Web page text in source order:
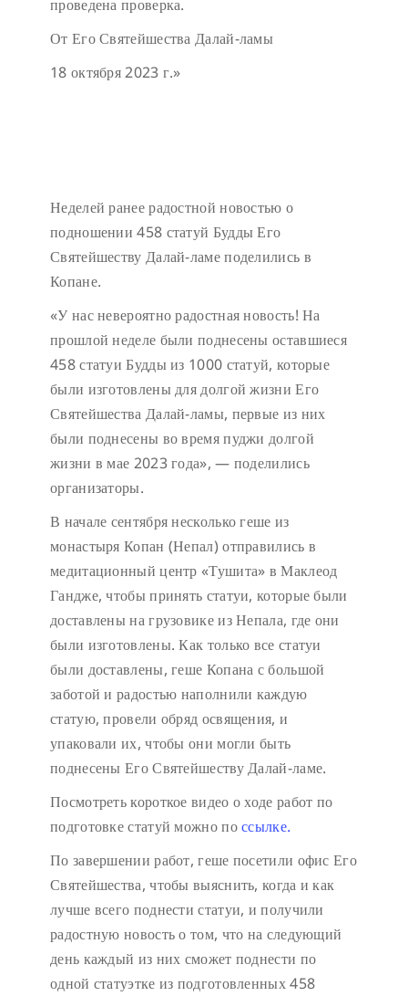
проведена проверка.
От Его Святейшества Далай-ламы
18 октября 2023 г.»
Неделей ранее радостной новостью о
подношении 458 статуй Будды Его
Святейшеству Далай-ламе поделились в
Копане.
«У нас невероятно радостная новость! На
прошлой неделе были поднесены оставшиеся
458 статуи Будды из 1000 статуй, которые
были изготовлены для долгой жизни Его
Святейшества Далай-ламы, первые из них
были поднесены во время пуджи долгой
жизни в мае 2023 года», — поделились
организаторы.
В начале сентября несколько геше из
монастыря Копан (Непал) отправились в
медитационный центр «Тушита» в Маклеод
Гандже, чтобы принять статуи, которые были
доставлены на грузовике из Непала, где они
были изготовлены. Как только все статуи
были доставлены, геше Копана с большой
заботой и радостью наполнили каждую
статую, провели обряд освящения, и
упаковали их, чтобы они могли быть
поднесены Его Святейшеству Далай-ламе.
Посмотреть короткое видео о ходе работ по
подготовке статуй можно поссылке.
По завершении работ, геше посетили офис Его
Святейшества, чтобы выяснить, когда и как
лучше всего поднести статуи, и получили
радостную новость о том, что на следующий
день каждый из них сможет поднести по
одной статуэтке из подготовленных 458